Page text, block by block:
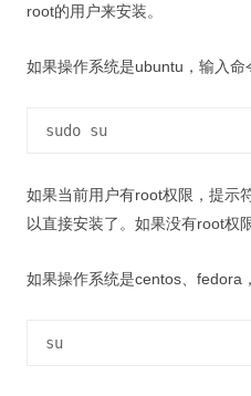
root的用户来安装。
如果操作系统是ubuntu，输入命
sudo su
如果当前用户有root权限，提示
以直接安装了。如果没有root权
如果操作系统是centos、fedora
su